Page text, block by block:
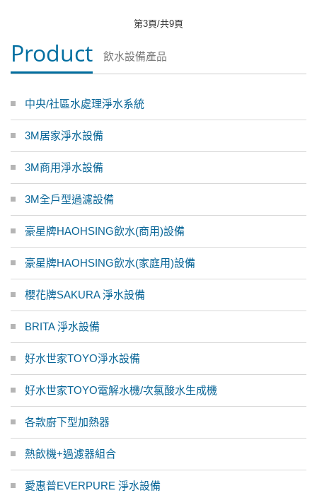
第3頁/共9頁
Product 飲水設備產品
中央/社區水處理淨水系統
3M居家淨水設備
3M商用淨水設備
3M全戶型過濾設備
豪星牌HAOHSING飲水(商用)設備
豪星牌HAOHSING飲水(家庭用)設備
櫻花牌SAKURA 淨水設備
BRITA 淨水設備
好水世家TOYO淨水設備
好水世家TOYO電解水機/次氯酸水生成機
各款廚下型加熱器
熱飲機+過濾器組合
愛惠普EVERPURE 淨水設備